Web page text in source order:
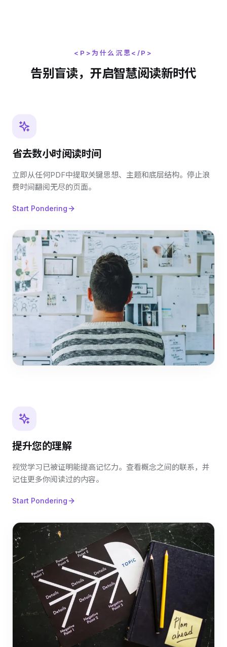
<P>为什么沉思</P>
告别盲读，开启智慧阅读新时代
省去数小时阅读时间
立即从任何PDF中提取关键思想、主题和底层结构。停止浪
费时间翻阅无尽的页面。
Start Pondering
提升您的理解
视觉学习已被证明能提高记忆力。查看概念之间的联系，并
记住更多你阅读过的内容。
Start Pondering